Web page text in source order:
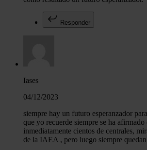
Responder
Iases
04/12/2023
siempre hay un futuro esperanzador
que yo recuerde siempre se ha
inmediatamente cientos de centrales,
de la IAEA , pero luego siempre quedan